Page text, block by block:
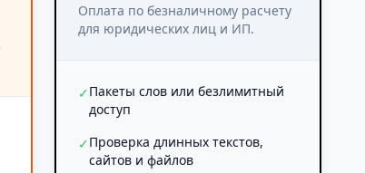
Оплата по безналичному расчету
для юридических лиц и ИП.
✓Пакеты слов или безлимитный
доступ
✓Проверка длинных текстов,
сайтов и файлов